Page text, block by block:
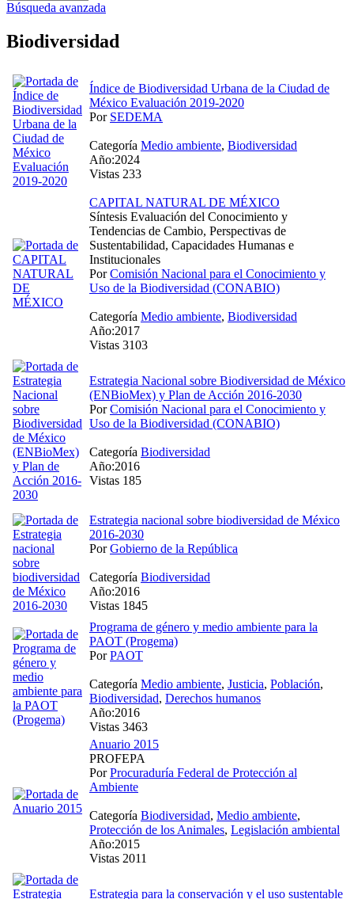
Búsqueda avanzada
Biodiversidad
Índice de Biodiversidad Urbana de la Ciudad de
México Evaluación 2019-2020
Por SEDEMA
Categoría Medio ambiente, Biodiversidad
Año:2024
Vistas 233
CAPITAL NATURAL DE MÉXICO
Síntesis Evaluación del Conocimiento y
Tendencias de Cambio, Perspectivas de
Sustentabilidad, Capacidades Humanas e
Institucionales
PorComisión Nacional para el Conocimiento y
Uso de la Biodiversidad (CONABIO)
Categoría Medio ambiente, Biodiversidad
Año:2017
Vistas 3103
Estrategia Nacional sobre Biodiversidad de México
(ENBioMex) y Plan de Acción 2016-2030
PorComisión Nacional para el Conocimiento y
Uso de la Biodiversidad (CONABIO)
Categoría Biodiversidad
Año:2016
Vistas 185
Estrategia nacional sobre biodiversidad de México
2016-2030
PorGobierno de la República
Categoría Biodiversidad
Año:2016
Vistas 1845
Programa de género y medio ambiente para la
PAOT (Progema)
PorPAOT
Categoría Medio ambiente, Justicia, Población,
Biodiversidad, Derechos humanos
Año:2016
Vistas 3463
Anuario 2015
PROFEPA
PorProcuraduría Federal de Protección al
Ambiente
Categoría Biodiversidad, Medio ambiente,
Protección de los Animales, Legislación ambiental
Año:2015
Vistas 2011
Estrategia para la conservación y el uso sustentable